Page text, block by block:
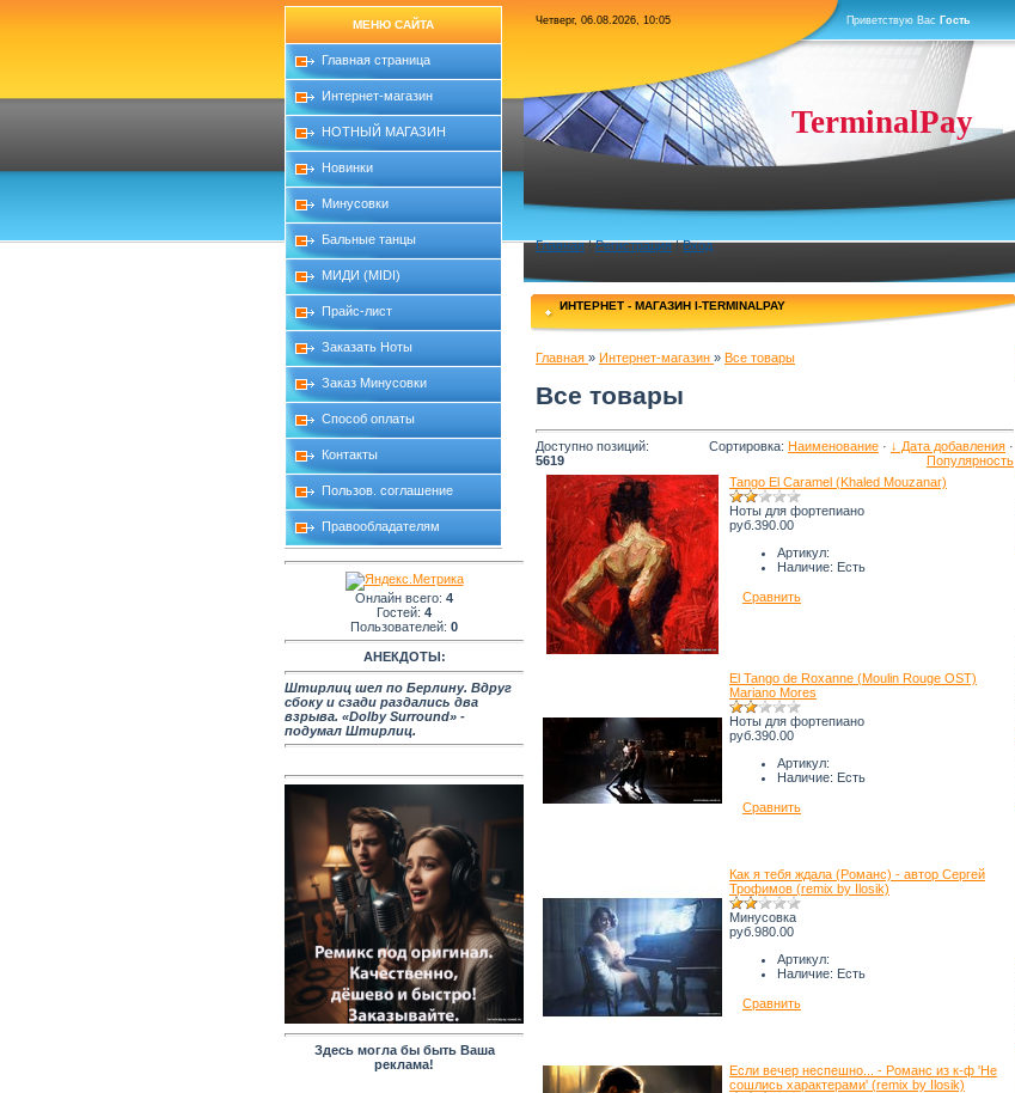
МЕНЮ САЙТА
Главная страница
Интернет-магазин
НОТНЫЙ МАГАЗИН
Новинки
Минусовки
Бальные танцы
МИДИ (MIDI)
Прайс-лист
Заказать Ноты
Заказ Минусовки
Способ оплаты
Контакты
Пользов. соглашение
Правообладателям
Онлайн всего: 4
Гостей: 4
Пользователей: 0
АНЕКДОТЫ:
Штирлиц шел по Берлину. Вдруг
сбоку и сзади раздались два
взрыва. «Dolby Surround» -
подумал Штирлиц.
Здесь могла бы быть Ваша
реклама!
Четверг, 06.08.2026, 10:05 Приветствую Вас Гость
TerminalPay
Главная|Регистрация|Вход
ИНТЕРНЕТ - МАГАЗИН I-TERMINALPAY
Главная » Интернет-магазин » Все товары
Все товары
Доступно позиций:
5619
Сортировка: Наименование · ↓ Дата добавления ·
Популярность
Tango El Caramel (Khaled Mouzanar)
Ноты для фортепиано
руб.390.00
Артикул:
Наличие: Есть
Сравнить
El Tango de Roxanne (Moulin Rouge OST)
Mariano Mores
Ноты для фортепиано
руб.390.00
Артикул:
Наличие: Есть
Сравнить
Как я тебя ждала (Романс) - автор Сергей
Трофимов (remix by Ilosik)
Минусовка
руб.980.00
Артикул:
Наличие: Есть
Сравнить
Если вечер неспешно... - Романс из к-ф 'Не
сошлись характерами' (remix by Ilosik)